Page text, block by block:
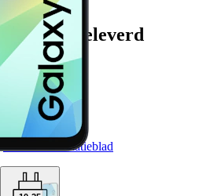
Galaxy A16 loop je nooit meer
accucapaciteit gaat deze telefoon tot
te laden. Is hij dan uiteindelijk
met de 25 Watt Fast Charger is je
altijd nog even snel die laatste paar
beeld
gamen of kijk je graag je favoriete serie
kwaliteit komen de mooiste
voren. Daarnaast beschikt de telefoon
meegeleverd
kabel
Handleiding
Productinformatieblad